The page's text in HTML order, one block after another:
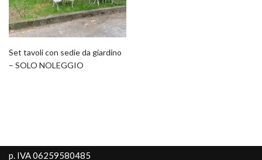
Set tavoli con sedie da giardino
– SOLO NOLEGGIO
p. IVA 06259580485